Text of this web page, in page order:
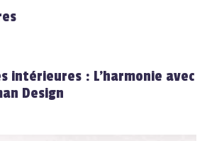
intérieures : L'harmonie avec
Design